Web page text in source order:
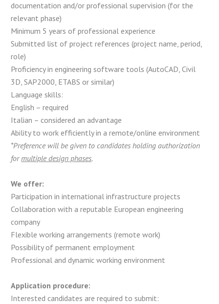
documentation and/or professional supervision (for the
relevant phase)
Minimum 5 years of professional experience
Submitted list of project references (project name, period,
role)
Proficiency in engineering software tools (AutoCAD, Civil
3D, SAP2000, ETABS or similar)
Language skills:
English – required
Italian – considered an advantage
Ability to work efficiently in a remote/online environment
*Preference will be given to candidates holding authorization
formultiple design phases.
We offer:
Participation in international infrastructure projects
Collaboration with a reputable European engineering
company
Flexible working arrangements (remote work)
Possibility of permanent employment
Professional and dynamic working environment
Application procedure:
Interested candidates are required to submit: